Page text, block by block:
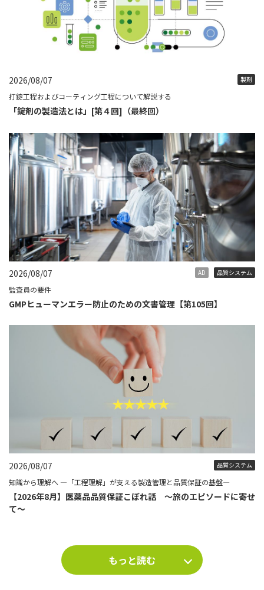
2026/08/07 製剤
打錠工程およびコーティング工程について解説する
「錠剤の製造法とは」[第４回]（最終回）
2026/08/07 AD 品質システム
監査員の要件
GMPヒューマンエラー防止のための文書管理【第105回】
2026/08/07 品質システム
知識から理解へ ―「工程理解」が支える製造管理と品質保証の基盤―
【2026年8月】医薬品品質保証こぼれ話 ～旅のエピソードに寄せ
て～
もっと読む